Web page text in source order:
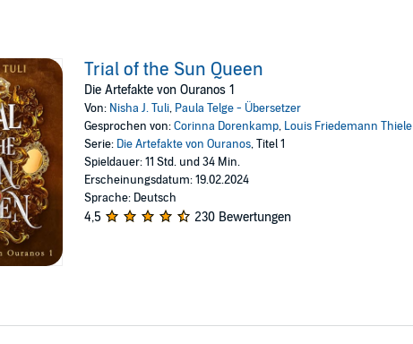
Trial of the Sun Queen
Die Artefakte von Ouranos 1
Von: Nisha J. Tuli, Paula Telge - Übersetzer
Gesprochen von:Corinna Dorenkamp, Louis Friedemann Thiele
Serie: Die Artefakte von Ouranos, Titel 1
Spieldauer: 11 Std. und 34 Min.
Erscheinungsdatum: 19.02.2024
Sprache: Deutsch
4,5 230 Bewertungen